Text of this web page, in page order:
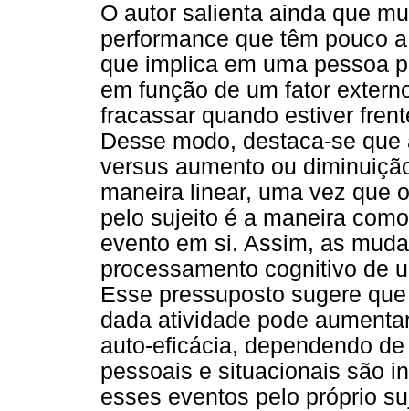
O autor salienta ainda que
performance que têm pouco
que implica em uma pessoa
em função de um fator
fracassar quando estiver
Desse modo, destaca-se
versus aumento ou
maneira linear, uma vez que
pelo sujeito é a maneira
evento em si. Assim, as
processamento cognitivo de
Esse pressuposto sugere
dada atividade pode
auto-eficácia, dependendo
pessoais e situacionais são
esses eventos pelo próprio